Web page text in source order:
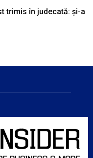
trimis în judecată: și-a